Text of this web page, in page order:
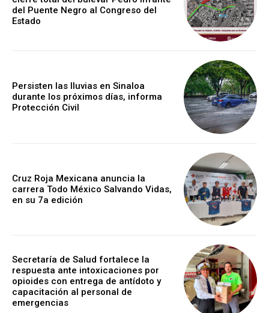
del Puente Negro al Congreso del
Estado
Persisten las lluvias en Sinaloa
durante los próximos días, informa
Protección Civil
Cruz Roja Mexicana anuncia la
carrera Todo México Salvando Vidas,
en su 7a edición
Secretaría de Salud fortalece la
respuesta ante intoxicaciones por
opioides con entrega de antídoto y
capacitación al personal de
emergencias